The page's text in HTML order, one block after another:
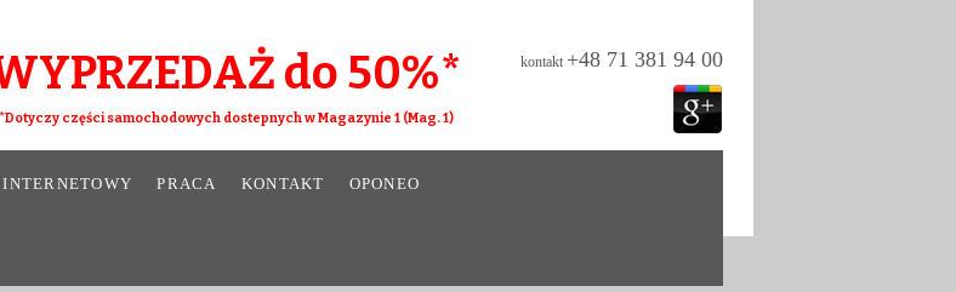
kontakt +48 71 381 94 00
do 50%*
*Dotyczy części samochodowych dostepnych w Magazynie 1 (Mag. 1)
INTERNETOWY PRACA KONTAKT OPONEO